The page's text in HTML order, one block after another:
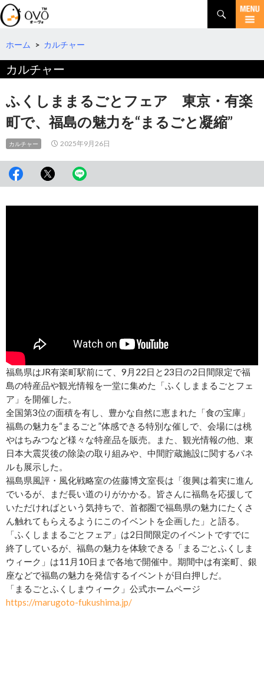
検
索
コ
テ
ツ
へ
動
ホーム > カルチャー
カルチャー
ふくしままるごとフェア 東京・有楽
町で、福島の魅⼒を“まるごと凝縮”
カルチャー 2025年9月26日
福島県はJR有楽町駅前にて、9月22日と23日の2日間限定で福
島の特産品や観光情報を一堂に集めた「ふくしままるごとフェ
ア」を開催した。
全国第3位の面積を有し、豊かな自然に恵まれた「食の宝庫」
福島の魅力を“まるごと”体感できる特別な催しで、会場には桃
やはちみつなど様々な特産品を販売。また、観光情報の他、東
日本大震災後の除染の取り組みや、中間貯蔵施設に関するパネ
ルも展示した。
福島県風評・風化戦略室の佐藤博文室長は「復興は着実に進ん
でいるが、まだ長い道のりがかかる。皆さんに福島を応援して
いただければという気持ちで、首都圏で福島県の魅力にたくさ
ん触れてもらえるようにこのイベントを企画した」と語る。
「ふくしままるごとフェア」は2日間限定のイベントですでに
終了しているが、福島の魅力を体験できる「まるごとふくしま
ウィーク」は11月10日まで各地で開催中。期間中は有楽町、銀
座などで福島の魅力を発信するイベントが目白押しだ。
「まるごとふくしまウィーク」公式ホームページ
https://marugoto-fukushima.jp/